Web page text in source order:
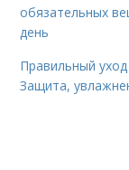
обязательных
день
Правильный
Защита,